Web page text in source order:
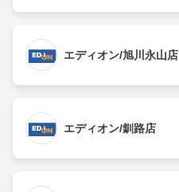
エディオン/旭川永山店
エディオン/釧路店